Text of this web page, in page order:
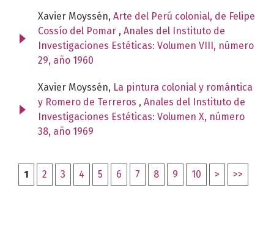
Xavier Moyssén, Arte del Perú colonial, de Felipe
Cossío del Pomar , Anales del Instituto de
Investigaciones Estéticas: Volumen VIII, número
29, año 1960
Xavier Moyssén, La pintura colonial y romántica
y Romero de Terreros , Anales del Instituto de
Investigaciones Estéticas: Volumen X, número
38, año 1969
1 2 3 4 5 6 7 8 9 10 > >>